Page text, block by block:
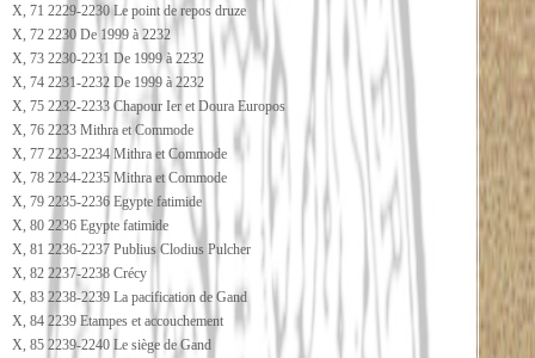
X, 71 2229-2230 Le point de repos druze
X, 72 2230 De 1999 à 2232
X, 73 2230-2231 De 1999 à 2232
X, 74 2231-2232 De 1999 à 2232
X, 75 2232-2233 Chapour Ier et Doura Europos
X, 76 2233 Mithra et Commode
X, 77 2233-2234 Mithra et Commode
X, 78 2234-2235 Mithra et Commode
X, 79 2235-2236 Egypte fatimide
X, 80 2236 Egypte fatimide
X, 81 2236-2237 Publius Clodius Pulcher
X, 82 2237-2238 Crécy
X, 83 2238-2239 La pacification de Gand
X, 84 2239 Etampes et accouchement
X, 85 2239-2240 Le siège de Gand